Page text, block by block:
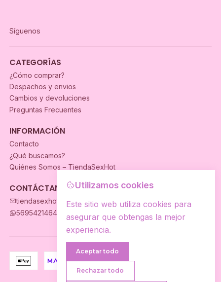
Síguenos
CATEGORÍAS
¿Cómo comprar?
Despachos y envios
Cambios y devoluciones
Preguntas Frecuentes
INFORMACIÓN
Contacto
¿Qué buscamos?
Quiénes Somos – TiendaSexHot
CONTÁCTANOS
tiendasexhot@gmail.com
56954214649
Utilizamos cookies
Este sitio web utiliza cookies para
asegurar que obtengas la mejor
experiencia.
Aceptar todo
Rechazar todo